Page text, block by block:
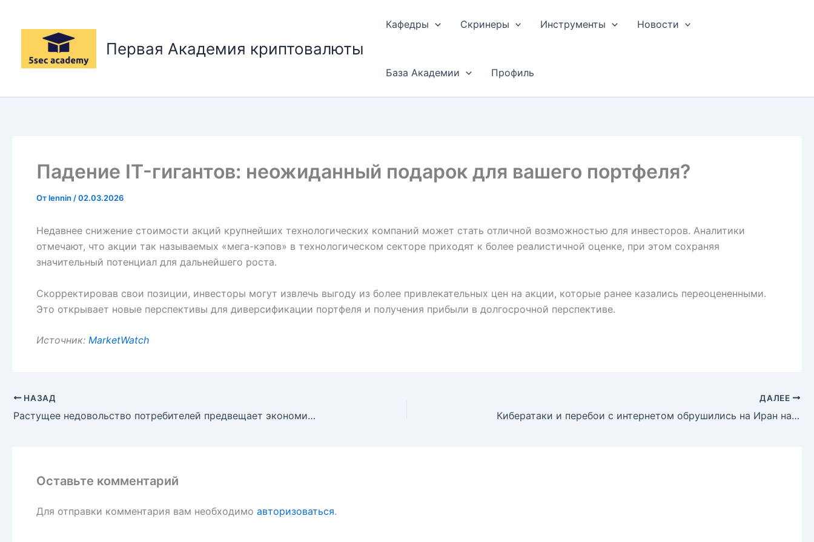
содержимому
Первая Академия криптовалюты
Кафедры Скринеры Инструменты Новости
База Академии Профиль
Падение IT-гигантов: неожиданный подарок для вашего портфеля?
Отlennin /02.03.2026
Недавнее снижение стоимости акций крупнейших технологических компаний может стать отличной возможностью для инвесторов. Аналитики
отмечают, что акции так называемых «мега-кэпов» в технологическом секторе приходят к более реалистичной оценке, при этом сохраняя
значительный потенциал для дальнейшего роста.
Скорректировав свои позиции, инвесторы могут извлечь выгоду из более привлекательных цен на акции, которые ранее казались переоцененными.
Это открывает новые перспективы для диверсификации портфеля и получения прибыли в долгосрочной перспективе.
Источник: MarketWatch
НАЗАД
Растущее недовольство потребителей предвещает экономические проблемы, несмотря на позитивные показатели
ДАЛЕЕ
Кибератаки и перебои с интернетом обрушились на Иран на фоне сообщений об американских авиаударах
Оставьте комментарий
Для отправки комментария вам необходимо авторизоваться.